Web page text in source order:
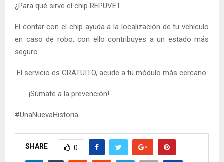
¿Para qué sirve el chip REPUVET
El contar con el chip ayuda a la localización de tu vehículo
en caso de robo, con ello contribuyes a un estado más
seguro.
El servicio es GRATUITO, acude a tu módulo más cercano.
¡Súmate a la prevención!
#UnaNuevaHistoria
SHARE 0